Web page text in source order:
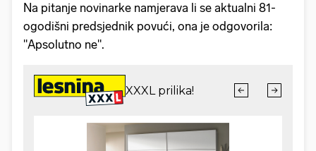
Na pitanje novinarke namjerava li se aktualni 81-
ogodišni predsjednik povući, ona je odgovorila:
"Apsolutno ne".